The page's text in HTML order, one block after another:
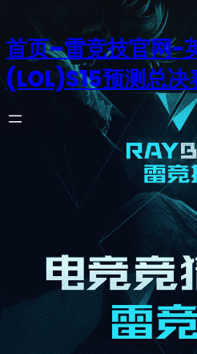
首页–雷竞技官网-
(LOL)S15预测总决